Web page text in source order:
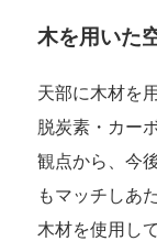
木を用いた
天部に木材を
脱炭素・カー
観点から、今
もマッチしあ
木材を使用し